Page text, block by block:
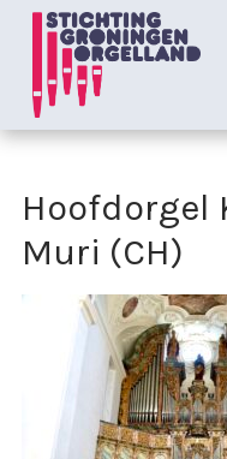
inhoud
Hoofdorgel
Muri (CH)